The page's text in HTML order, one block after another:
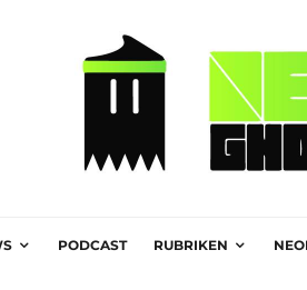
PODCAST RUBRIKEN